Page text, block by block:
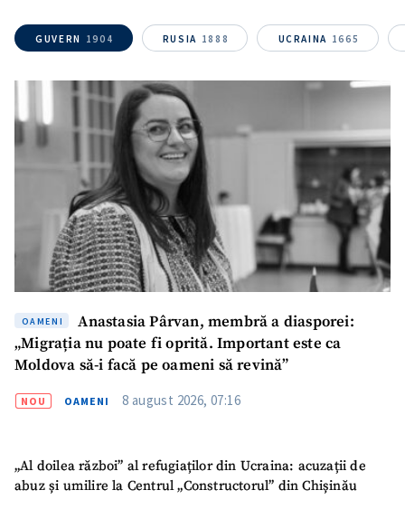
GUVERN 1904 RUSIA 1888 UCRAINA 1665
OAMENI
Anastasia Pârvan, membră a diasporei:
„Migrația nu poate fi oprită. Important este ca
Moldova să-i facă pe oameni să revină”
NOU OAMENI 8 august 2026, 07:16
„Al doilea război” al refugiaților din Ucraina: acuzații de
abuz și umilire la Centrul „Constructorul” din Chișinău
TRIMITE ȘTIREA